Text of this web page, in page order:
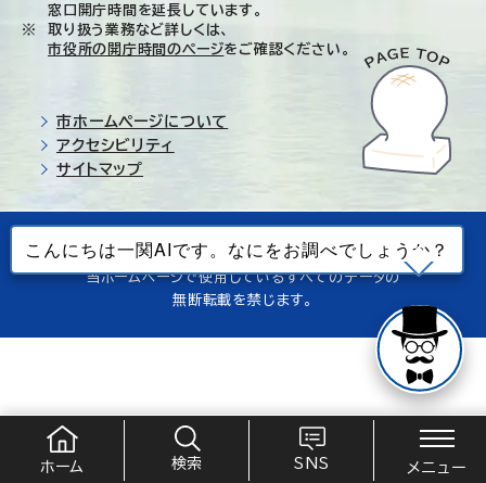
ホーム 検索 SNS メニュー
窓口開庁時間を延長しています。
取り扱う業務など詳しくは、
市役所の開庁時間のページをご確認ください。
市ホームページについて
アクセシビリティ
サイトマップ
© Ichinoseki-city. All rights reserved.
当ホームページで使用しているすべてのデータの
無断転載を禁じます。